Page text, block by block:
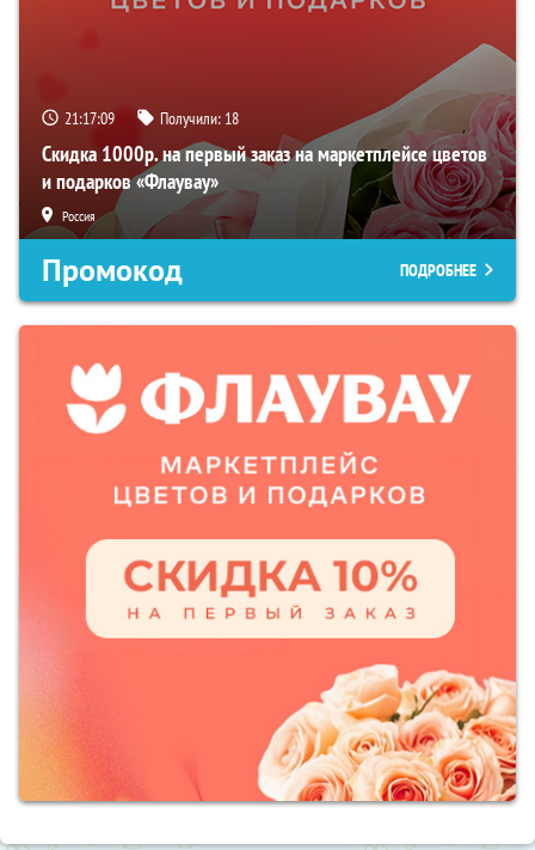
21:17:08 Получили: 18
Скидка 1000р. на первый заказ на маркетплейсе цветов
и подарков «Флаувау»
Россия
Промокод ПОДРОБНЕЕ